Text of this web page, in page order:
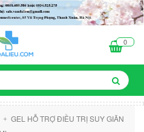
0
+ GEL HỖ TRỢ ĐIỀU TRỊ SUY GIÃN